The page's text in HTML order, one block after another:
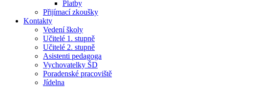
Platby
Přijímací zkoušky
Kontakty
Vedení školy
Učitelé 1. stupně
Učitelé 2. stupně
Asistenti pedagoga
Vychovatelky ŠD
Poradenské pracoviště
Jídelna